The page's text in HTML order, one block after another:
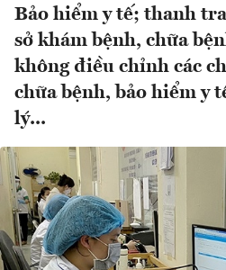
Bảo hiểm y tế; thanh
sở khám bệnh, chữa
không điều chỉnh các
chữa bệnh, bảo hiểm y
lý...